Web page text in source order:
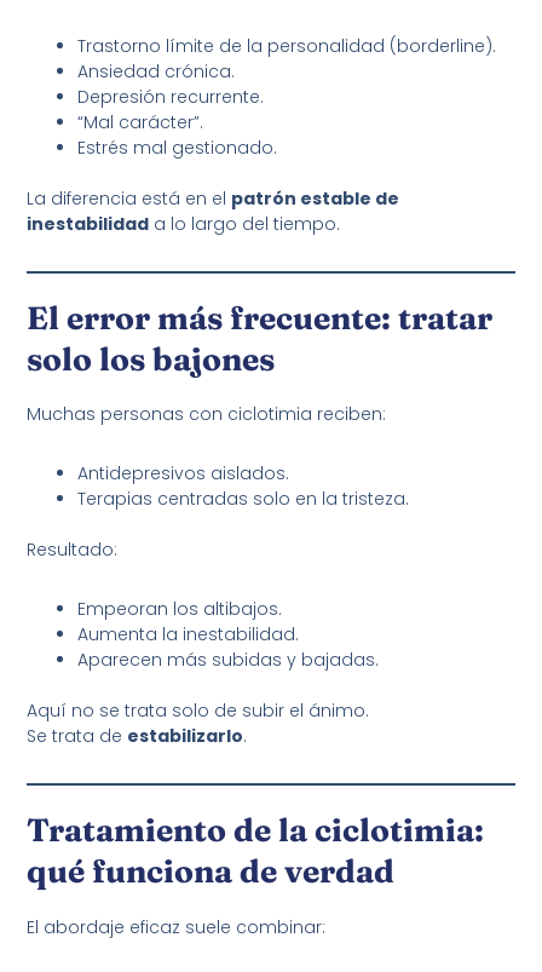
Trastorno límite de la personalidad (borderline).
Ansiedad crónica.
Depresión recurrente.
“Mal carácter”.
Estrés mal gestionado.
La diferencia está en el patrón estable de
inestabilidad a lo largo del tiempo.
El error más frecuente: tratar
solo los bajones
Muchas personas con ciclotimia reciben:
Antidepresivos aislados.
Terapias centradas solo en la tristeza.
Resultado:
Empeoran los altibajos.
Aumenta la inestabilidad.
Aparecen más subidas y bajadas.
Aquí no se trata solo de subir el ánimo.
Se trata de estabilizarlo.
Tratamiento de la ciclotimia:
qué funciona de verdad
El abordaje eficaz suele combinar: